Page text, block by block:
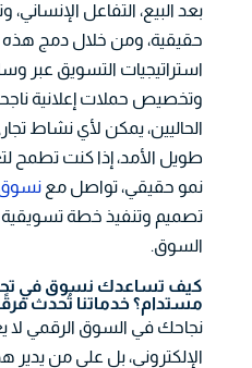
بعد البيع، التفاعل
حقيقية، ومن خلال دمج
استراتيجيات التسويق عبر
وتخصيص حملات إعلانية
الحاليين، يمكن لأي نشاط
طويل الأمد، إذا كنت تطمح
نمو حقيقي، تواصل مع
تصميم وتنفيذ خطة
السوق.
كيف تساعدك نسوق في
مستدام؟ خدماتنا تُحدث
نجاحك في السوق الرقمي
الإلكتروني، بل على من يدير